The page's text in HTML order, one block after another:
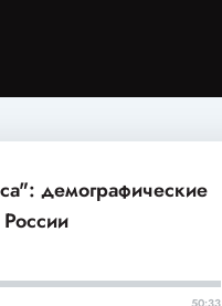
демографические